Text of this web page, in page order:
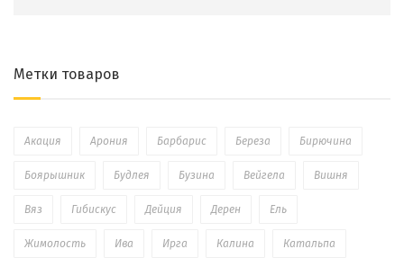
Метки товаров
Акация Арония Барбарис Береза Бирючина
Боярышник Будлея Бузина Вейгела Вишня
Вяз Гибискус Дейция Дерен Ель
Жимолость Ива Ирга Калина Катальпа